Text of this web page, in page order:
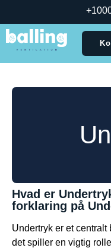
Hvad er
forklaring på
Undertryk er et
det spiller en vigtig